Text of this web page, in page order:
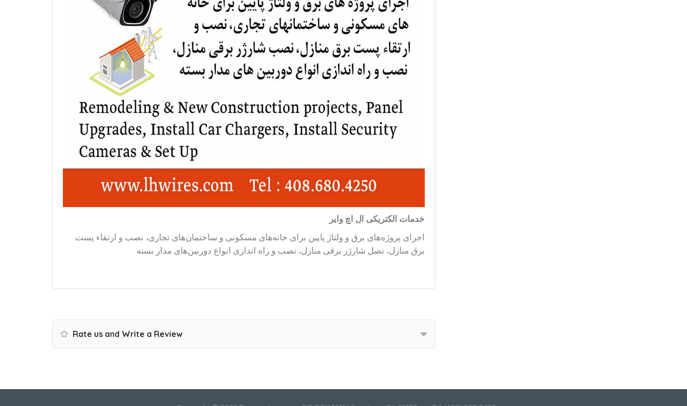
خدمات الکتریکی ال اچ وایر
اجرای پروژه‌های برق و ولتاژ پایین برای خانه‌های مسکونی و ساختمان‌های تجاری، نصب و ارتقاء پست
برق منازل، نصل شارژر برقی منازل، نصب و راه اندازی انواع دوربین‌های مدار بسته
Rate us and Write a Review